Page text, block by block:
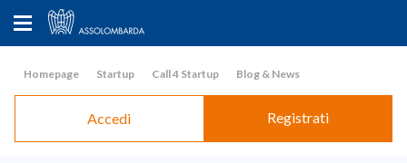
Homepage Startup Call 4 Startup Blog & News
Accedi Registrati